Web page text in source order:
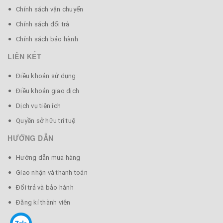
👉 Gác đũa được làm bằng tự nhiên trên thân đũa màu
sắc và vân gỗ không giống nhau, không ảnh hưởng gì đến
chất lượng (màu ngẫu nhiên)
Chính sách vận chuyển
Chính sách đổi trả
Chính sách bảo hành
LIÊN KẾT
Điều khoản sử dụng
Điều khoản giao dịch
Dịch vụ tiện ích
Quyền sở hữu trí tuệ
HƯỚNG DẪN
Hướng dẫn mua hàng
Giao nhận và thanh toán
Đổi trả và bảo hành
Đăng kí thành viên